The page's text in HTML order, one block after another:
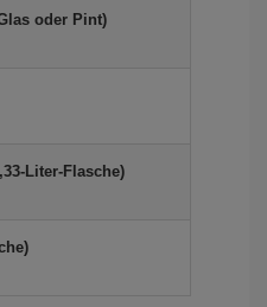
oder Pint)
Liter-Flasche)